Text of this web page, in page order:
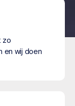
zo
en wij doen